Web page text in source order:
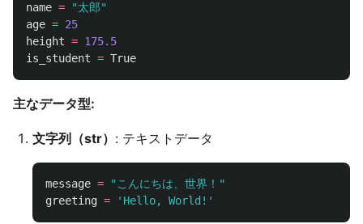
name = "太郎"
age = 25
height = 175.5
is_student = True
主なデータ型:
文字列（str） : テキストデータ
message = " こんにちは、世界！ "
greeting = ' Hello, World! '